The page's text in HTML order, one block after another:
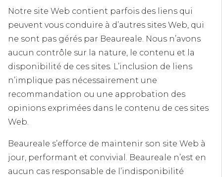
Notre site Web contient parfois des liens qui
peuvent vous conduire à d’autres sites Web, qui
ne sont pas gérés par Beaureale. Nous n’avons
aucun contrôle sur la nature, le contenu et la
disponibilité de ces sites. L’inclusion de liens
n’implique pas nécessairement une
recommandation ou une approbation des
opinions exprimées dans le contenu de ces sites
Web.
Beaureale s’efforce de maintenir son site Web à
jour, performant et convivial. Beaureale n’est en
aucun cas responsable de l’indisponibilité